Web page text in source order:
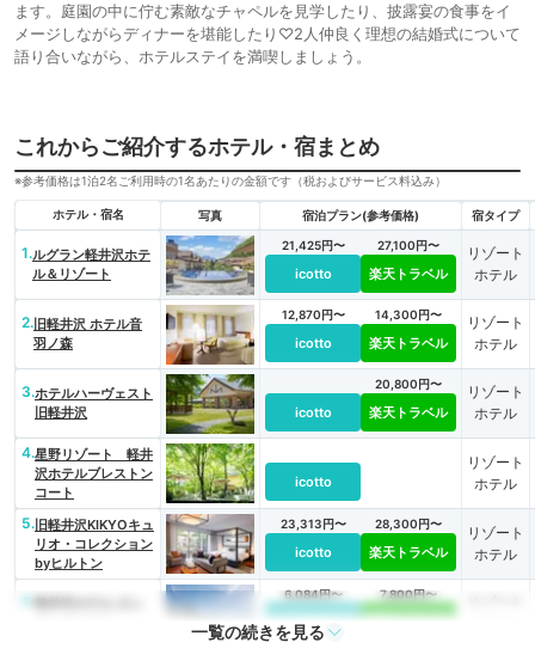
ます。庭園の中に佇む素敵なチャペルを見学したり、披露宴の食事をイ
メージしながらディナーを堪能したり♡2人仲良く理想の結婚式について
語り合いながら、ホテルステイを満喫しましょう。
これからご紹介するホテル・宿まとめ
※参考価格は1泊2名ご利用時の1名あたりの金額です（税およびサービス料込み）
ホテル・宿名 写真 宿泊プラン(参考価格) 宿タイプ
1.ルグラン軽井沢ホテ
ル＆リゾート
21,425円〜
icotto
27,100円〜
楽天トラベル
リゾート
ホテル
2. 旧軽井沢 ホテル音
羽ノ森
12,870円〜
icotto
14,300円〜
楽天トラベル
リゾート
ホテル
3.ホテルハーヴェスト
旧軽井沢
icotto
20,800円〜
楽天トラベル
リゾート
ホテル
4.星野リゾート 軽井
沢ホテルブレストン
コート
icotto
リゾート
ホテル
5. 旧軽井沢KIKYOキュ
リオ・コレクション
byヒルトン
23,313円〜
icotto
28,300円〜
楽天トラベル
リゾート
ホテル
6,084円〜
icotto
7,800円〜
楽天トラベル
一覧の続きを見る